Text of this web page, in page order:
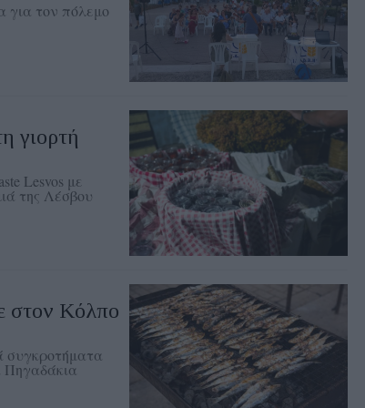
για τον πόλεμο
γιορτή
Lesvos με
της Λέσβου
στον Κόλπο
συγκροτήματα
Πηγαδάκια